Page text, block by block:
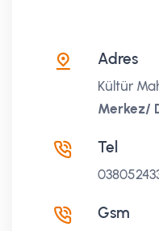
Adres
Kültür
Merkez/
Tel
Gsm